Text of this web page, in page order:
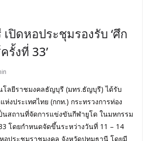
ปิดหอประชุมรองรับ ‘ศึก
รั้งที่ 33’
โลยีราชมงคลธัญบุรี (มทร.ธัญบุรี) ได้รับ
ห่งประเทศไทย (กกท.) กระทรวงการท่อง
นสถานที่จัดการแข่งขันกีฬายูโด ในมหกรรม
โดยกำหนดจัดขึ้นระหว่างวันที่ 11 – 14
อประชุมราชมงคล จังหวัดปทุมธานี โดยมี